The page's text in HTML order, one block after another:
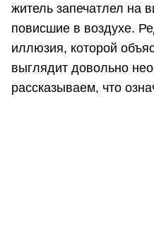
житель запечатлел на
повисшие в воздухе.
иллюзия, которой
выглядит довольно
рассказываем, что